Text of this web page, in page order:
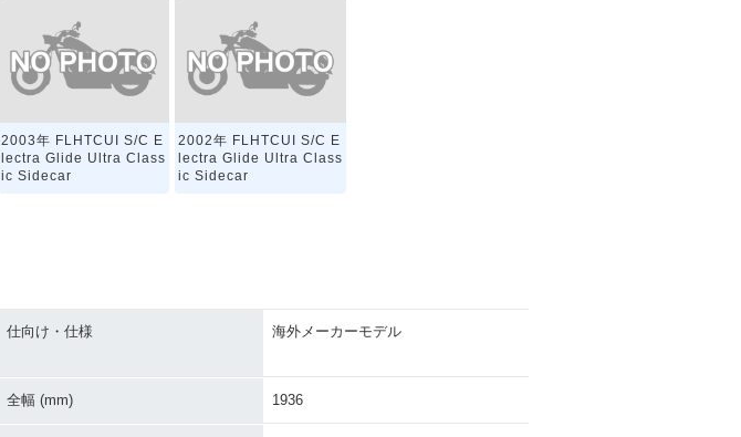
2003年 FLHTCUI S/C E
lectra Glide Ultra Class
ic Sidecar
2002年 FLHTCUI S/C E
lectra Glide Ultra Class
ic Sidecar
仕向け・仕様 海外メーカーモデル
全幅 (mm) 1936